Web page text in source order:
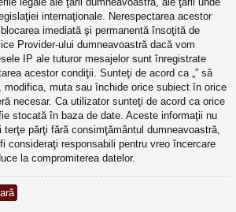
internaţionale. Nerespectarea acestor
imediată şi permanentă însoţită de
Provider-ului dumneavoastră dacă vom
IP ale tuturor mesajelor sunt înregistrate
acestor condiţii. Sunteţi de acord ca „” să
modifica, muta sau închide orice subiect în orice
necesar. Ca utilizator sunteţi de acord ca orice
stocată în baza de date. Aceste informaţii nu
părţi fără consimţământul dumneavoastră,
consideraţi responsabili pentru vreo încercare
la compromiterea datelor.